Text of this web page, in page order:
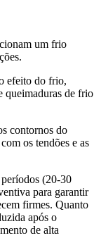
um frio
efeito do frio,
queimaduras de frio
contornos do
os tendões e as
(20-30
para garantir
firmes. Quanto
após o
de alta